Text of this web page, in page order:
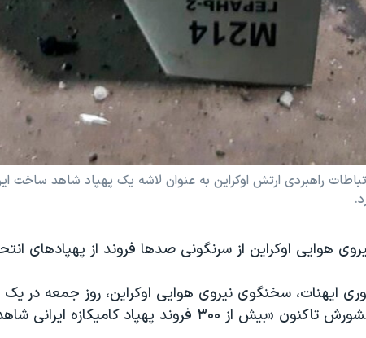
راهبردی ارتش اوکراین به عنوان لاشه یک پهپاد شاهد ساخت
هوایی اوکراین از سرنگونی صدها فروند از پهپادهای
ایهنات، سخنگوی نیروی هوایی اوکراین، روز جمعه
تاکنون «بیش از ۳۰۰ فروند پهپاد کامیکازه ایرانی شاهد-۱۳۶» را سرنگون کرده است.